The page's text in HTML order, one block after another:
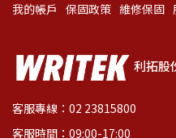
我的帳戶 保固政策 維修保固
利拓股
客服專線：02 23815800
客服時間：09:00-17:00